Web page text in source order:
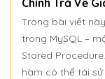
Trong bài viết
trong MySQL –
Stored
hàm có thể tái